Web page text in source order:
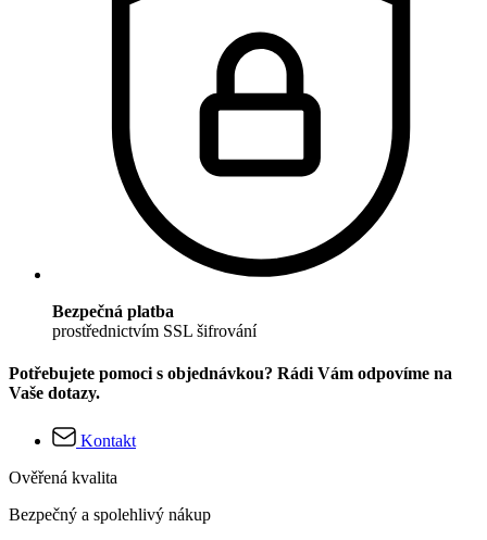
Bezpečná platba
prostřednictvím SSL šifrování
Potřebujete pomoci s objednávkou? Rádi Vám odpovíme na
Vaše dotazy.
Kontakt
Ověřená kvalita
Bezpečný a spolehlivý nákup